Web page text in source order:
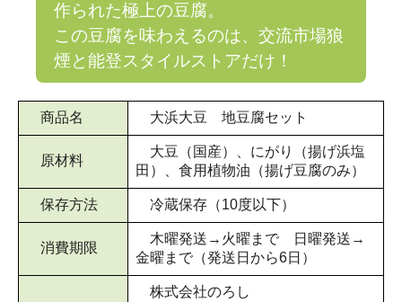
作られた極上の豆腐。
この豆腐を味わえるのは、交流市場狼
煙と能登スタイルストアだけ！
商品名 大浜大豆 地豆腐セット
原材料
大豆（国産）、にがり（揚げ浜塩
田）、食用植物油（揚げ豆腐のみ）
保存方法 冷蔵保存（10度以下）
消費期限
木曜発送→火曜まで 日曜発送→
金曜まで（発送日から6日）
株式会社のろし